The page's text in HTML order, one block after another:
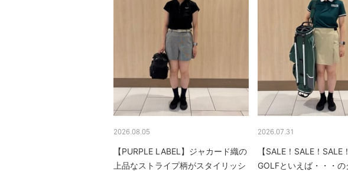
2026.08.05
【PURPLE LABEL】ジャカード織の
上品なストライプ柄がスタイリッシ
2026.07.31
【SALE！SALE！SALE
GOLFといえば・・・